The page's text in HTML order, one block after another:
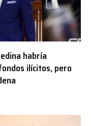
habría
ilícitos, pero